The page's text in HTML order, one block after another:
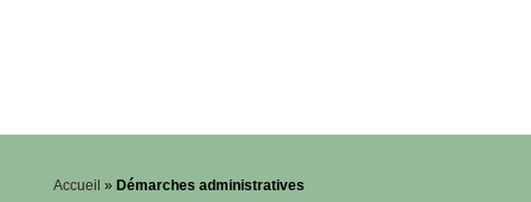
Accueil » Démarches administratives